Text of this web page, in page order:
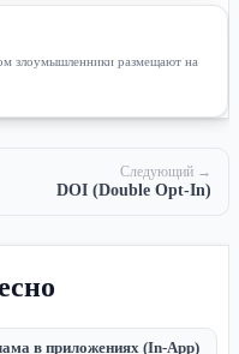
злоумышленники размещают на
Следующий →
DOI (Double Opt-In)
в приложениях (In-App)